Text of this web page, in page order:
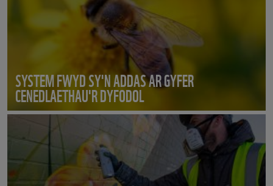
SYSTEM FWYD SY'N ADDAS AR GYFER
CENEDLAETHAU'R DYFODOL